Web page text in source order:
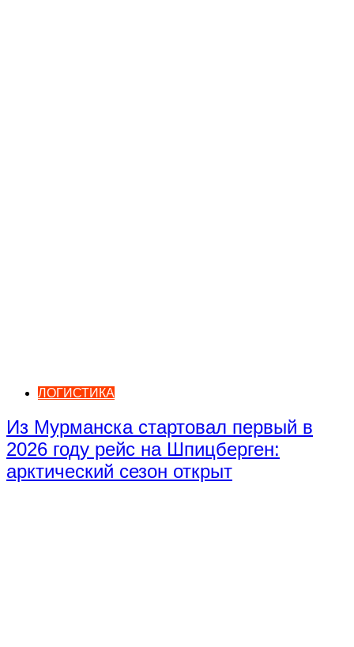
ЛОГИСТИКА
Из Мурманска стартовал первый в
2026 году рейс на Шпицберген:
арктический сезон открыт